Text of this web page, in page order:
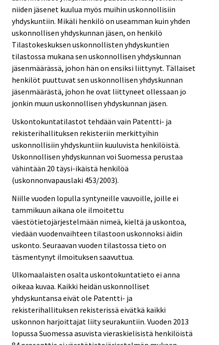
niiden jäsenet kuulua myös muihin uskonnollisiin
yhdyskuntiin. Mikäli henkilö on useamman kuin yhden
uskonnollisen yhdyskunnan jäsen, on henkilö
Tilastokeskuksen uskonnollisten yhdyskuntien
tilastossa mukana sen uskonnollisen yhdyskunnan
jäsenmäärässä, johon hän on ensiksi liittynyt. Tällaiset
henkilöt puuttuvat sen uskonnollisen yhdyskunnan
jäsenmäärästä, johon he ovat liittyneet ollessaan jo
jonkin muun uskonnollisen yhdyskunnan jäsen.
Uskontokuntatilastot tehdään vain Patentti- ja
rekisterihallituksen rekisteriin merkittyihin
uskonnollisiin yhdyskuntiin kuuluvista henkilöistä.
Uskonnollisen yhdyskunnan voi Suomessa perustaa
vähintään 20 täysi-ikäistä henkilöä
(uskonnonvapauslaki 453/2003).
Niille vuoden lopulla syntyneille vauvoille, joille ei
tammikuun aikana ole ilmoitettu
väestötietojärjestelmään nimeä, kieltä ja uskontoa,
viedään vuodenvaihteen tilastoon uskonnoksi äidin
uskonto. Seuraavan vuoden tilastossa tieto on
täsmentynyt ilmoituksen saavuttua.
Ulkomaalaisten osalta uskontokuntatieto ei anna
oikeaa kuvaa. Kaikki heidän uskonnolliset
yhdyskuntansa eivät ole Patentti- ja
rekisterihallituksen rekisterissä eivätkä kaikki
uskonnon harjoittajat liity seurakuntiin. Vuoden 2013
lopussa Suomessa asuvista vieraskielisistä henkilöistä